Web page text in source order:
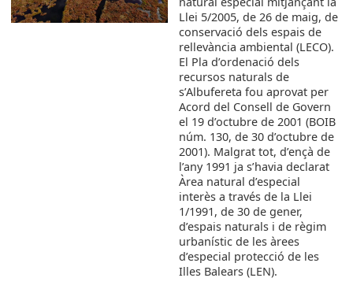
Llei 5/2005, de 26 de maig, de
conservació dels espais de
rellevància ambiental (LECO).
El Pla d’ordenació dels
recursos naturals de
s’Albufereta fou aprovat per
Acord del Consell de Govern
el 19 d’octubre de 2001 (BOIB
núm. 130, de 30 d’octubre de
2001). Malgrat tot, d’ençà de
l’any 1991 ja s’havia declarat
Àrea natural d’especial
interès a través de la Llei
1/1991, de 30 de gener,
d’espais naturals i de règim
urbanístic de les àrees
d’especial protecció de les
Illes Balears (LEN).